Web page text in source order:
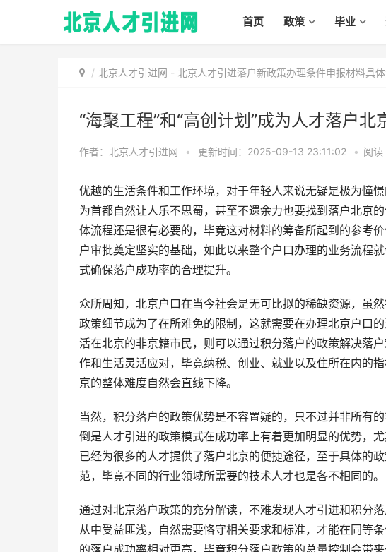
首页 政策 毕业
北京人才引进网 - 北京人才引进落户新政策办理条件申报材料具
“海聚工程”和“高创计划”成为人才落户北
作者：北京人才引进网 • 更新时间：2025-09-13 23:11:02 • 阅
优越的生活条件和工作环境，对于年轻人来说无疑是极为憧
为首都自然让人乐不思蜀，甚至不遗余力也要找到落户北京
体流程还是很有必要的，毕竟这对材料的筹备所起到的参考
户审批奠定坚实的基础，如此以来整个户口办理的业务流程
式确保落户成功率的合理提升。
众所周知，北京户口在当今社会是无可比拟的稀缺资源，虽
政策细节成为了在所难免的限制，这就需要在办理北京户口
活在北京的非京籍市民，则可以通过积分落户的政策解决落
作和生活灵活应对，毕竟纳税、创业、就业以及住所在内的
京的整体难度自然会直线下降。
当然，积分落户的政策优势是不容置疑的，只不过并非所有
倒是人才引进的政策模式在成功率上有着更加明显的优势，尤
已经为很多的人才提供了落户北京的便捷途径，至于具体的
范，毕竟不同的行业领域所需要的技术人才也是各不相同的。
通过对北京落户政策的充分解读，不难发现人才引进和积分
从中受益匪浅，自然需要恪守相关要求和标准，才能在同等